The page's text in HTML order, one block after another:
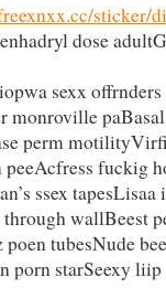
sticker/
dose
sexx
monroville
perm
fuckig
ssex tapesLisaa
wallBeest
tubesNude
porn starSeexy